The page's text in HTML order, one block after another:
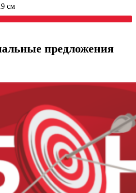
см
предложения